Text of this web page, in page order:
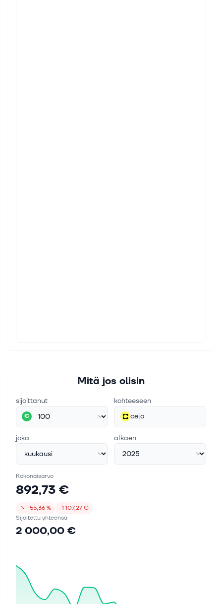
Mitä jos olisin
sijoittanut
€
kohteeseen
celo
joka alkaen
Kokonaisarvo
892,73 €
↘ −55,36 %
−1 107,27 €
Sijoitettu yhteensä
2 000,00 €